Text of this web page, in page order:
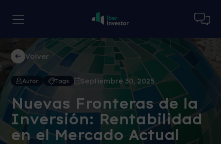
Volver
Autor Tags Septiembre 30, 2025
Nuevas Fronteras de la
Inversión: Rentabilidad
en el Mercado Actual